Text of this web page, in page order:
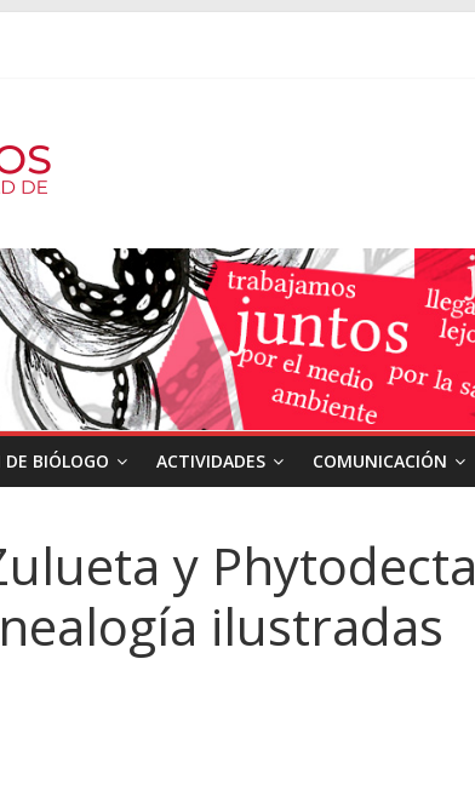
DE BIÓLOGO ACTIVIDADES COMUNICACIÓN
y Phytodecta
ilustradas